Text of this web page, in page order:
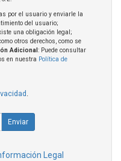
por el usuario y enviarle la
del usuario;
una obligación legal;
otros derechos, como se
Adicional : Puede consultar
en nuestra Política de
Enviar
Legal